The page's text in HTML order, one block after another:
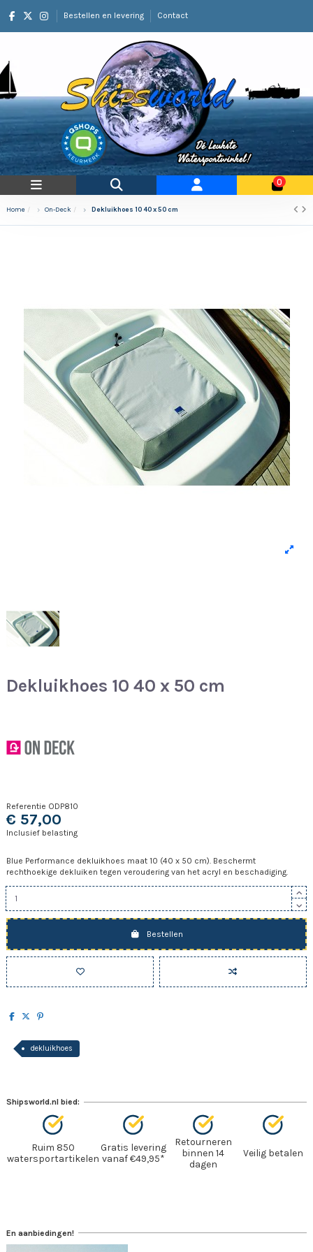
Bestellen en levering Contact
0
Home On-Deck Dekluikhoes 10 40 x 50 cm
Dekluikhoes 10 40 x 50 cm
Referentie ODP810
€ 57,00
Inclusief belasting
Blue Performance dekluikhoes maat 10 (40 x 50 cm). Beschermt
rechthoekige dekluiken tegen veroudering van het acryl en beschadiging.
Bestellen
dekluikhoes
Shipsworld.nl bied:
Ruim 850
watersportartikelen
Gratis levering
vanaf €49,95*
Retourneren
binnen 14
dagen
Veilig betalen
En aanbiedingen!